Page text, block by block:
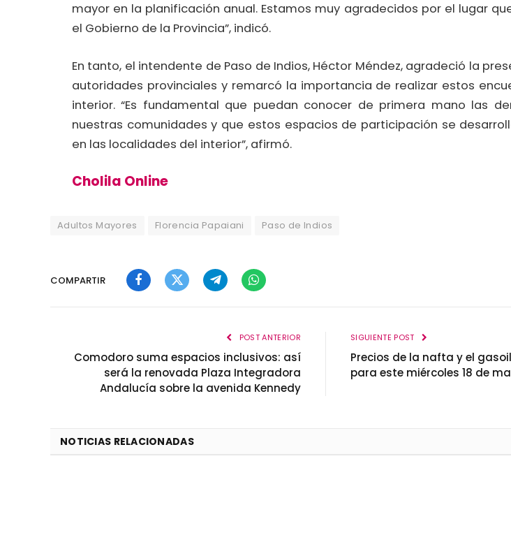
mayor en la planificación anual. Estamos muy agradecidos por el lugar
el Gobierno de la Provincia”, indicó.
En tanto, el intendente de Paso de Indios, Héctor Méndez, agradeció la
autoridades provinciales y remarcó la importancia de realizar estos
interior. “Es fundamental que puedan conocer de primera mano las
nuestras comunidades y que estos espacios de participación se
en las localidades del interior”, afirmó.
Cholila Online
Adultos Mayores Florencia Papaiani Paso de Indios
COMPARTIR
FacebookTwitterTelegramWhatsApp
POST ANTERIOR
Comodoro suma espacios inclusivos: así
será la renovada Plaza Integradora
Andalucía sobre la avenida Kennedy
SIGUIENTE POST
Precios de la nafta y el
para este miércoles 18 de
NOTICIAS RELACIONADAS